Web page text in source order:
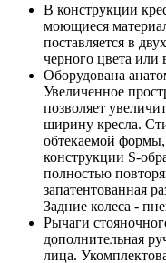
В конструкции
моющиеся
поставляется в
черного цвета или
Оборудована
Увеличенное
позволяет
ширину кресла.
обтекаемой
конструкции S-
полностью
запатентованная
Задние колеса -
Рычаги
дополнительная
лица.